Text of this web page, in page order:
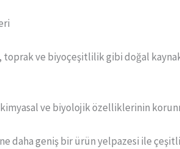
toprak ve biyoçeşitlilik gibi doğal
kimyasal ve biyolojik özelliklerinin
daha geniş bir ürün yelpazesi ile